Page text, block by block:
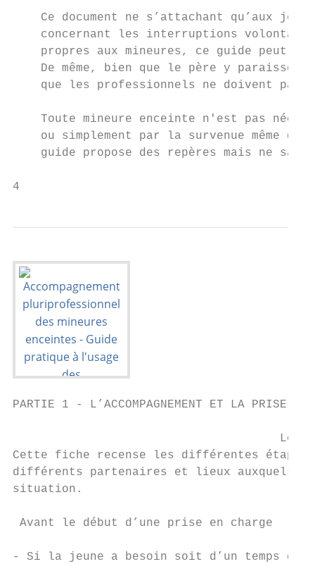
Ce document ne s’attachant qu’aux
concernant les interruptions
propres aux mineures, ce guide peut
De même, bien que le père y paraisse
que les professionnels ne doivent pas
Toute mineure enceinte n'est pas
ou simplement par la survenue même de
guide propose des repères mais ne
4
PARTIE 1 - L’ACCOMPAGNEMENT ET LA PRISE EN
Les
Cette fiche recense les différentes étapes
différents partenaires et lieux auxquels
situation.
Avant le début d’une prise en charge
- Si la jeune a besoin soit d’un temps de